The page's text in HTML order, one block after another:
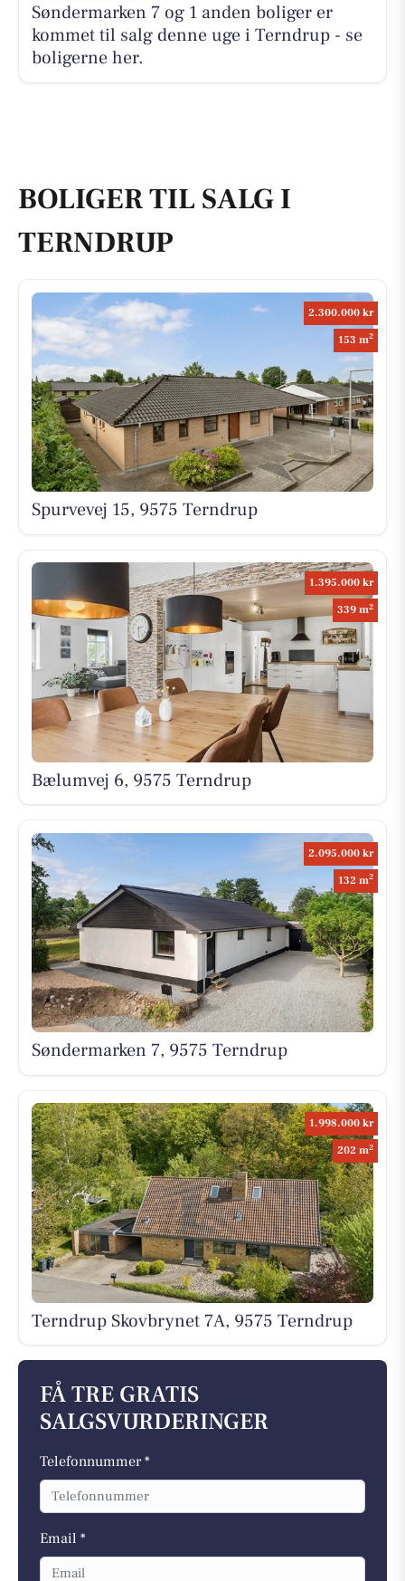
Søndermarken 7 og 1 anden boliger er
kommet til salg denne uge i Terndrup - se
boligerne her.
BOLIGER TIL SALG I
TERNDRUP
2.300.000 kr
153 m2
Spurvevej 15, 9575 Terndrup
1.395.000 kr
339 m2
Bælumvej 6, 9575 Terndrup
2.095.000 kr
132 m2
Søndermarken 7, 9575 Terndrup
1.998.000 kr
202 m2
Terndrup Skovbrynet 7A, 9575 Terndrup
FÅ TRE GRATIS
SALGSVURDERINGER
Telefonnummer *
Email *